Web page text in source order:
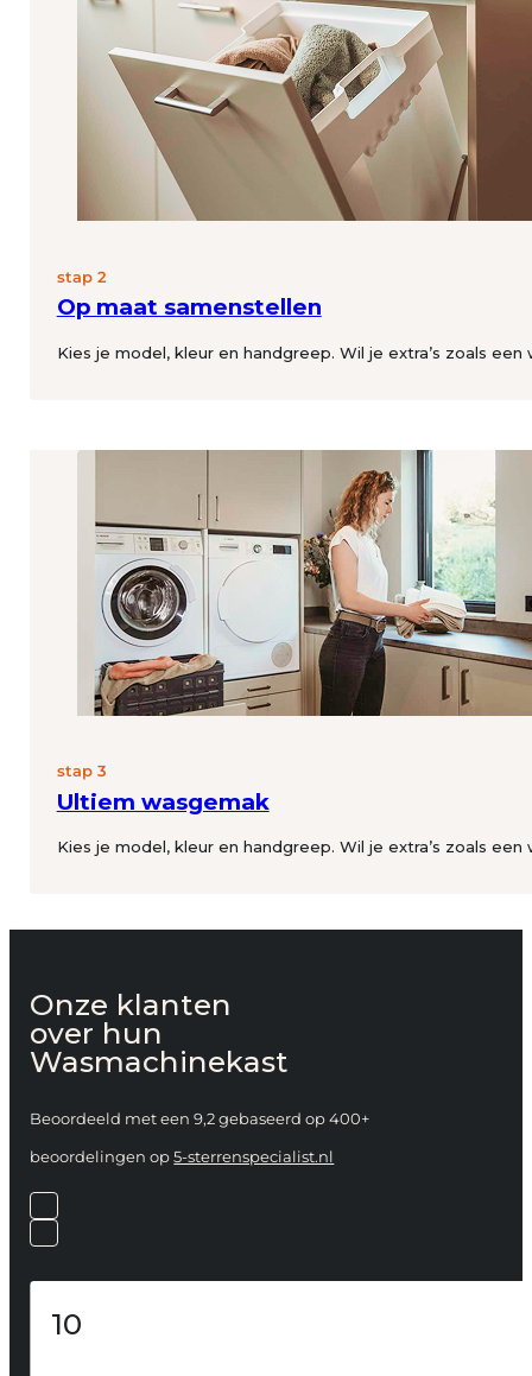
stap 2
Op maat samenstellen
Kies je model, kleur en handgreep. Wil je extra’s zoals
stap 3
Ultiem wasgemak
Kies je model, kleur en handgreep. Wil je extra’s zoals
Onze klanten
over hun
Wasmachinekast
Beoordeeld met een 9,2 gebaseerd op 400+
beoordelingen op5-sterrenspecialist.nl
10